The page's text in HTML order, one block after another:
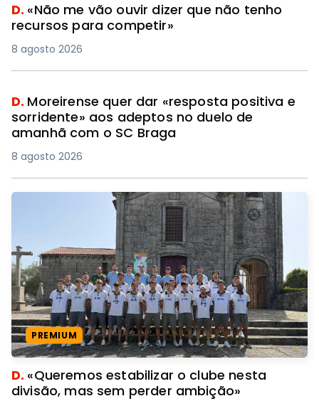
D. «Não me vão ouvir dizer que não tenho
recursos para competir»
8 agosto 2026
D. Moreirense quer dar «resposta positiva e
sorridente» aos adeptos no duelo de
amanhã com o SC Braga
8 agosto 2026
PREMIUM
D. «Queremos estabilizar o clube nesta
divisão, mas sem perder ambição»